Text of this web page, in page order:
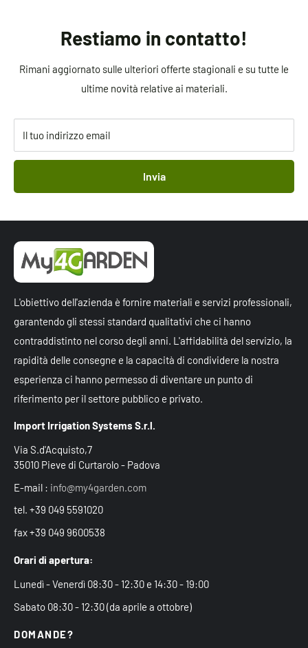
Restiamo in contatto!
Rimani aggiornato sulle ulteriori offerte stagionali e su tutte le
ultime novità relative ai materiali.
Il tuo indirizzo email
Invia
L'obiettivo dell'azienda è fornire materiali e servizi professionali,
garantendo gli stessi standard qualitativi che ci hanno
contraddistinto nel corso degli anni. L'affidabilità del servizio, la
rapidità delle consegne e la capacità di condividere la nostra
esperienza ci hanno permesso di diventare un punto di
riferimento per il settore pubblico e privato.
Import Irrigation Systems S.r.l.
Via S.d'Acquisto,7
35010 Pieve di Curtarolo - Padova
E-mail : info@my4garden.com
tel. +39 049 5591020
fax +39 049 9600538
Orari di apertura:
Lunedì - Venerdì 08:30 - 12:30 e 14:30 - 19:00
Sabato 08:30 - 12:30 (da aprile a ottobre)
DOMANDE?